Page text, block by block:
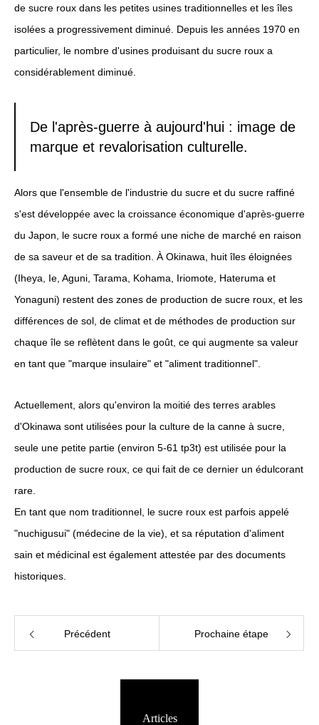
de sucre roux dans les petites usines traditionnelles et les îles
isolées a progressivement diminué. Depuis les années 1970 en
particulier, le nombre d'usines produisant du sucre roux a
considérablement diminué.
De l'après-guerre à aujourd'hui : image de
marque et revalorisation culturelle.
Alors que l'ensemble de l'industrie du sucre et du sucre raffiné
s'est développée avec la croissance économique d'après-guerre
du Japon, le sucre roux a formé une niche de marché en raison
de sa saveur et de sa tradition. À Okinawa, huit îles éloignées
(Iheya, Ie, Aguni, Tarama, Kohama, Iriomote, Hateruma et
Yonaguni) restent des zones de production de sucre roux, et les
différences de sol, de climat et de méthodes de production sur
chaque île se reflètent dans le goût, ce qui augmente sa valeur
en tant que "marque insulaire" et "aliment traditionnel".
Actuellement, alors qu'environ la moitié des terres arables
d'Okinawa sont utilisées pour la culture de la canne à sucre,
seule une petite partie (environ 5-61 tp3t) est utilisée pour la
production de sucre roux, ce qui fait de ce dernier un édulcorant
rare.
En tant que nom traditionnel, le sucre roux est parfois appelé
"nuchigusui" (médecine de la vie), et sa réputation d'aliment
sain et médicinal est également attestée par des documents
historiques.
Précédent Prochaine étape
Articles